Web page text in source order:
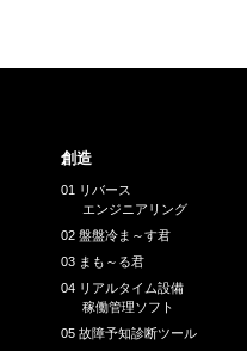
創造
01 リバース
エンジニアリング
02 盤盤冷ま～す君
03 まも～る君
04 リアルタイム設備
稼働管理ソフト
05 故障予知診断ツール